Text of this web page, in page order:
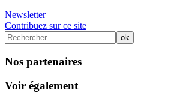
Newsletter
Contribuez sur ce site
Nos partenaires
Voir également